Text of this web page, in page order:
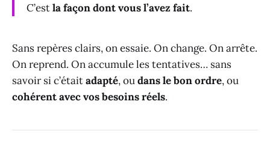
C’estla façon dont vous l’avez fait.
Sans repères clairs, on essaie. On change. On arrête.
On reprend. On accumule les tentatives… sans
savoir si c’étaitadapté, oudans le bon ordre, ou
cohérent avec vos besoins réels.